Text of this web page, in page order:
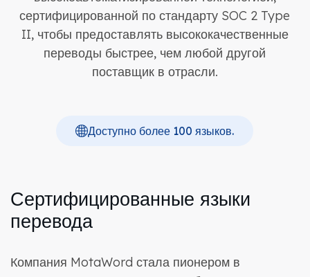
сертифицированной по стандарту SOC 2 Type
II, чтобы предоставлять высококачественные
переводы быстрее, чем любой другой
поставщик в отрасли.
Доступно более 100 языков.
Сертифицированные языки
перевода
Компания MotaWord стала пионером в